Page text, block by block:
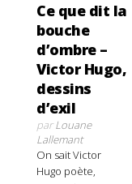
Ce que dit la
bouche
d’ombre –
Victor Hugo,
dessins
d’exil
parLouane
Lallemant
On sait Victor
Hugo poète,